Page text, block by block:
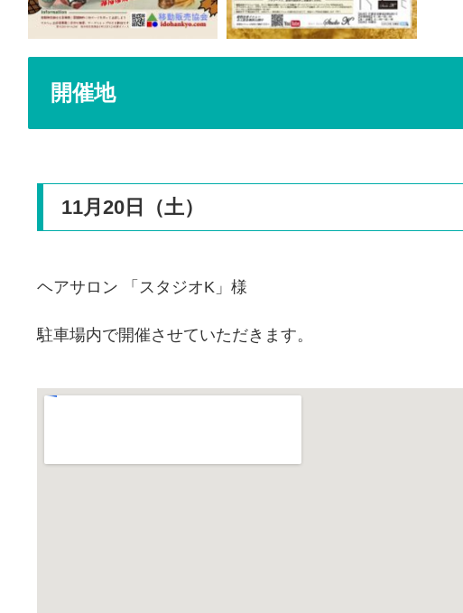
開催地
11月20日（土）
ヘアサロン 「スタジオK」様
駐車場内で開催させていただきます。